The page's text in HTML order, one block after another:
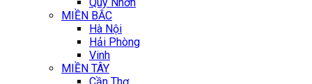
MIỀN BẮC
Hà Nội
Hải Phòng
Vinh
MIỀN TÂY